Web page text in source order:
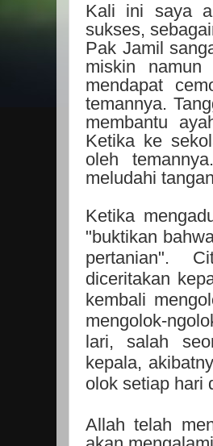
Kali ini saya
sukses,
Pak Jamil
miskin
mendapat
temannya.
membantu
Ketika ke
oleh
meludahi
Ketika
"buktikan
pertanian".
diceritakan
kembali
mengolok-
lari, salah
kepala,
olok setiap hari
Allah telah